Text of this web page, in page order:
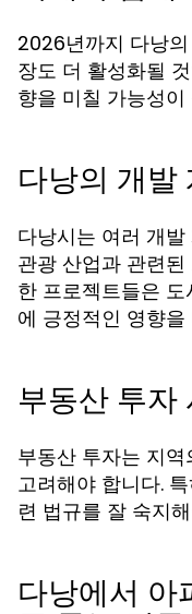
2026년까지 다낭
장도 더 활성화될
향을 미칠 가능성이
다낭의 개발
다낭시는 여러 개
관광 산업과 관련
한 프로젝트들은
에 긍정적인 영향
부동산 투자
부동산 투자는 지
고려해야 합니다.
련 법규를 잘 숙지
다낭에서 아